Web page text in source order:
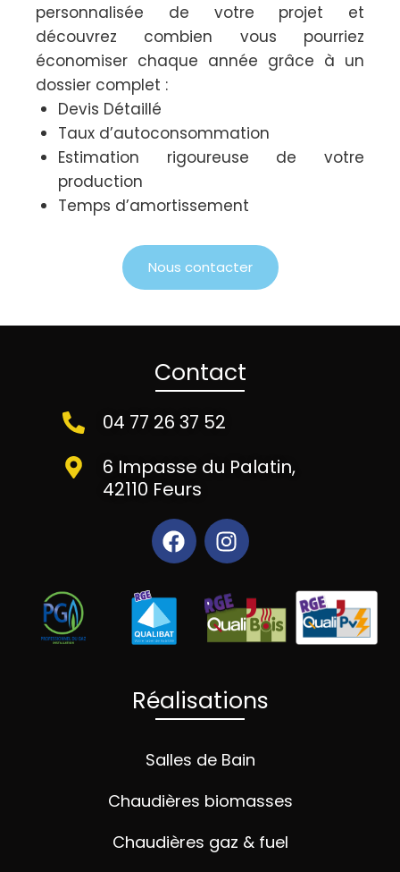
personnalisée de votre projet et
découvrez combien vous pourriez
économiser chaque année grâce à un
dossier complet :
Devis Détaillé
Taux d’autoconsommation
Estimation rigoureuse de votre
production
Temps d’amortissement
Nous contacter
Contact
04 77 26 37 52
6 Impasse du Palatin,
42110 Feurs
Réalisations
Salles de Bain
Chaudières biomasses
Chaudières gaz & fuel